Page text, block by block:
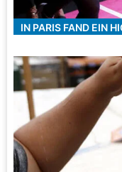
IN PARIS FAND EIN